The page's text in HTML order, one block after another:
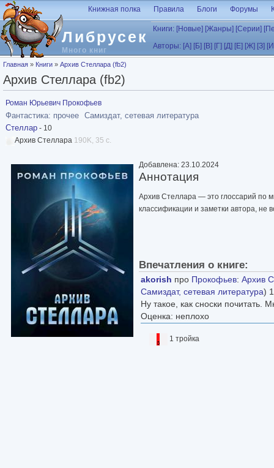
Перейти к основному содержанию
Либрусек
Много книг
Книжная полка Правила Блоги Форумы
Книги: [Новые] [Жанры] [Серии]
Авторы: [А] [Б] [В] [Г] [Д] [Е] [Ж] [З]
Вы здесь
Главная » Книги » Архив Стеллара (fb2)
Архив Стеллара (fb2)
Роман Юрьевич Прокофьев
Фантастика: прочее Самиздат, сетевая литература
Стеллар - 10
Архив Стеллара 190K, 35 с.
Добавлена: 23.10.2024
Аннотация
Архив Стеллара — это глоссарий по
классификации и заметки автора, не
Впечатления о книге:
akorish про Прокофьев: Архив
Самиздат, сетевая литература)
Ну такое, как сноски почитать.
Оценка: неплохо
1 тройка